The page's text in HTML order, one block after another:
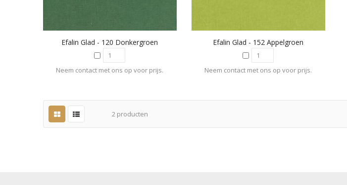
Efalin Glad - 120 Donkergroen
Neem contact met ons op voor prijs.
Efalin Glad - 152 Appelgroen
Neem contact met ons op voor prijs.
2 producten